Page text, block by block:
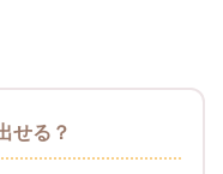
せる？